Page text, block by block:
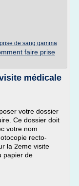
prise de sang gamma
faire prise
médicale
votre dossier
Ce dossier doit
votre nom
recto-
la 2eme visite
papier de